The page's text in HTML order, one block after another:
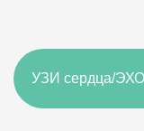
УЗИ сердца/